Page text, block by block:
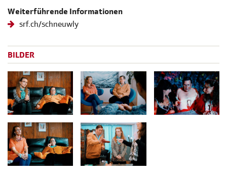
Weiterführende Informationen
srf.ch/schneuwly
BILDER